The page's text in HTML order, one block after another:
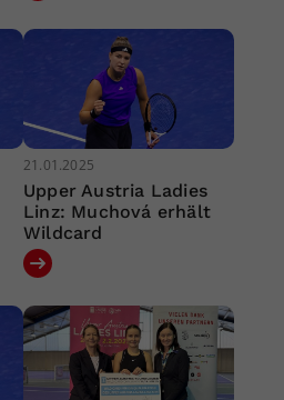
21.01.2025
Upper Austria Ladies
Linz: Muchová erhält
Wildcard